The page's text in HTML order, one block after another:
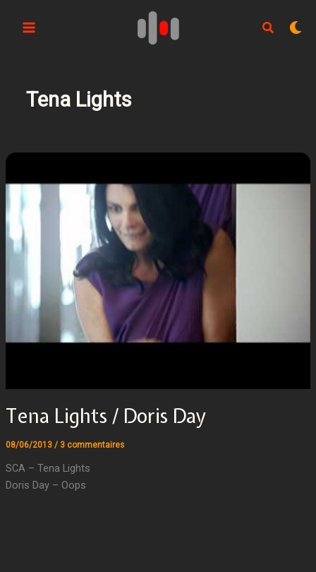
Tena Lights
Tena Lights / Doris Day
08/06/2013 / 3 commentaires
SCA – Tena Lights
Doris Day – Oops